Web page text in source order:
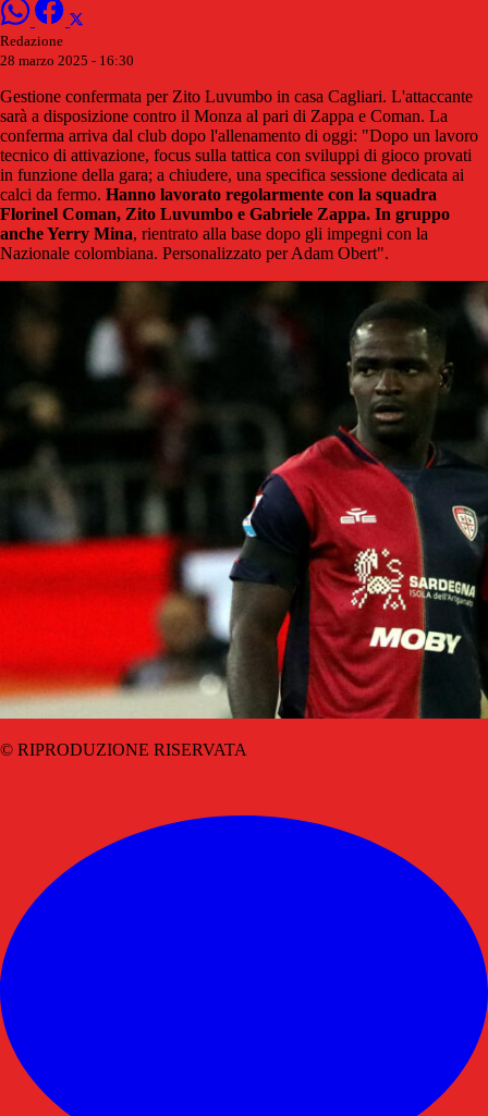
Redazione
28 marzo 2025 - 16:30
Gestione confermata per Zito Luvumbo in casa Cagliari. L'attaccante
sarà a disposizione contro il Monza al pari di Zappa e Coman. La
conferma arriva dal club dopo l'allenamento di oggi: "Dopo un lavoro
tecnico di attivazione, focus sulla tattica con sviluppi di gioco provati
in funzione della gara; a chiudere, una specifica sessione dedicata ai
calci da fermo. Hanno lavorato regolarmente con la squadra
Florinel Coman, Zito Luvumbo e Gabriele Zappa. In gruppo
anche Yerry Mina, rientrato alla base dopo gli impegni con la
Nazionale colombiana. Personalizzato per Adam Obert".
© RIPRODUZIONE RISERVATA